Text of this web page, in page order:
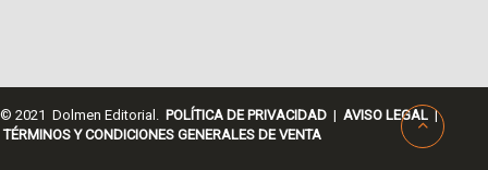
© 2021 Dolmen Editorial. POLÍTICA DE PRIVACIDAD | AVISO LEGAL |
TÉRMINOS Y CONDICIONES GENERALES DE VENTA